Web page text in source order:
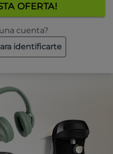
OFERTA!
cuenta?
identificarte